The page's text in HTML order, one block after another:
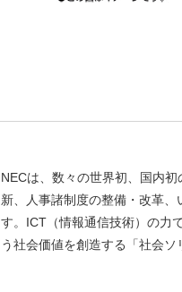
NECは、数々の世界初、国内
新、人事諸制度の整備・改革
す。ICT（情報通信技術）の力
う社会価値を創造する「社会ソ